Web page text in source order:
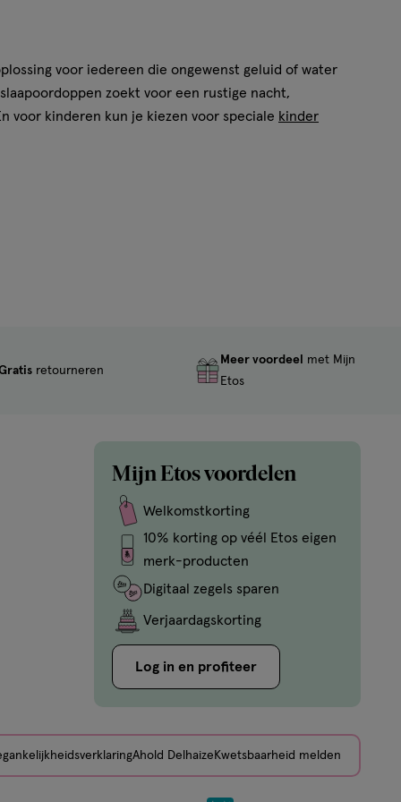
voor iedereen die ongewenst geluid of water
zoekt voor een rustige nacht,
voor kinderen kun je kiezen voor speciale kinder
oorpijn of na een van deze activiteiten
en oren!
retourneren
Meer voordeel
met Mijn
Etos
Mijn Etos voordelen
Welkomstkorting
10% korting op véél Etos eigen
merk-producten
Digitaal zegels sparen
Verjaardagskorting
Log in en profiteer
Ahold Delhaize Kwetsbaarheid melden